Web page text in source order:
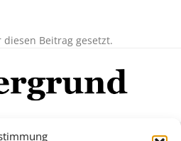
Beitrag gesetzt.